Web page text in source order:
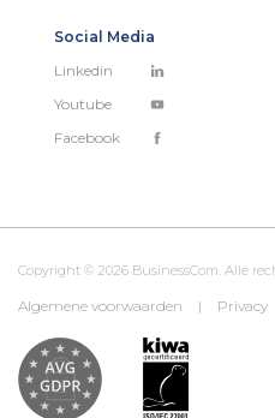
Social Media
Linkedin
Youtube
Facebook
Copyright © 2026 BusinessCom. Alle
Algemene voorwaarden | Privacy